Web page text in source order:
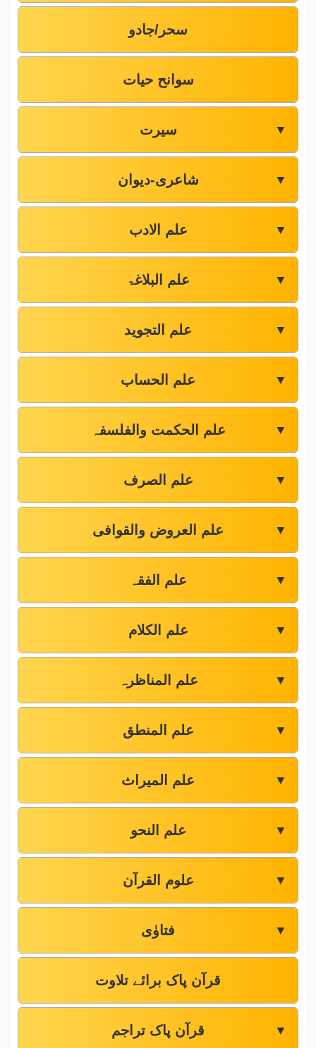
سحر/جادو
سوانح حیات
سیرت ▼
شاعری-دیوان ▼
علم الادب ▼
علم البلاغۃ ▼
علم التجوید ▼
علم الحساب ▼
علم الحکمت والفلسفہ ▼
علم الصرف ▼
علم العروض والقوافی ▼
علم الفقہ ▼
علم الکلام ▼
علم المناظرہ ▼
علم المنطق ▼
علم المیراث ▼
علم النحو ▼
علوم القرآن ▼
فتاوٰی ▼
قرآن پاک برائے تلاوت
قرآن پاک تراجم ▼